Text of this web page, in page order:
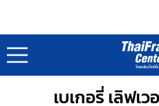
แฟรนไชส์ไทย :
หน้าแรก
/เบ
เบเกอรี่ เลิฟเว